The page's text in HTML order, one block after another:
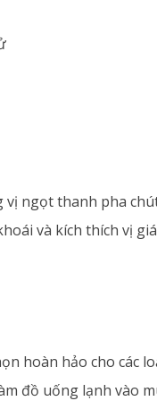
ngọt thanh pha
và kích thích vị
hoàn hảo cho các
đồ uống lạnh vào